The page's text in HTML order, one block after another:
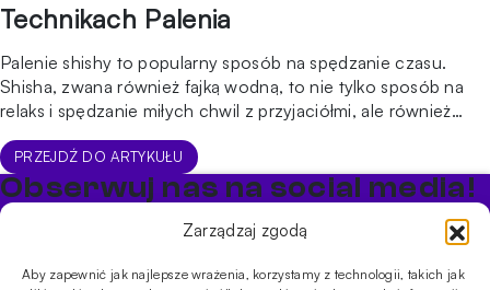
Zarządzaj zgodą
Aby zapewnić jak najlepsze wrażenia, korzystamy z technologii, takich jak
Technikach Palenia
Palenie shishy to popularny sposób na spędzanie czasu.
Shisha, zwana również fajką wodną, to nie tylko sposób na
relaks i spędzanie miłych chwil z przyjaciółmi, ale również
artykule zgłębimy tajniki palenia sziszy, zapoznając się z
najnowszymi technikami i praktykami, które zadowolą
najbardziej wymagających klientów. Shisha – co to właściwie
PRZEJDŹ DO ARTYKUŁU
Obserwuj nas na social media!
Bądź na bieżąco z promocjami i nowościami w sklepie